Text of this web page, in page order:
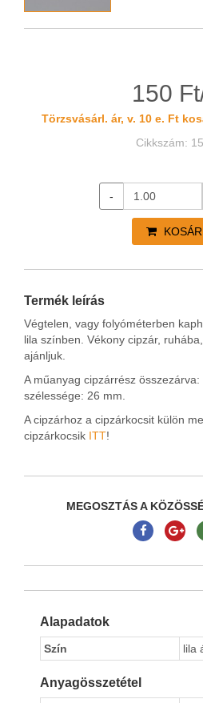
150
Törzsvásárl. ár, v. 10 e. Ft
Cikkszám:
-
Termék leírás
Végtelen, vagy folyóméterben
lila színben. Vékony cipzár,
ajánljuk.
A műanyag cipzárrész
szélessége: 26 mm.
A cipzárhoz a cipzárkocsit külön
cipzárkocsik ITT!
MEGOSZTÁS A
Alapadatok
Szín lila
Anyagösszetétel